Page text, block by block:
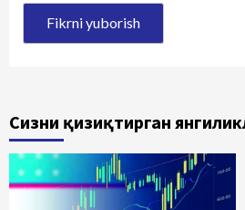
Сизни қизиқтирган